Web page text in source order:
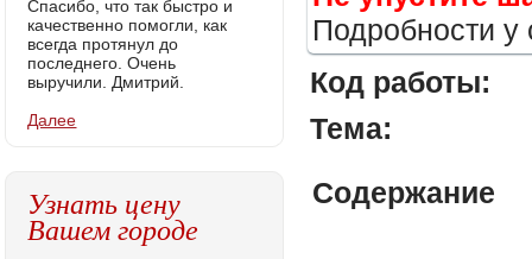
Подробности
Код работы:
Тема:
Содержание
Спасибо, что так быстро и
качественно помогли, как
всегда протянул до
последнего. Очень
выручили. Дмитрий.
Далее
Узнать цену
Вашем городе